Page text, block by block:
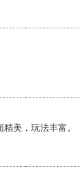
美，玩法丰富。